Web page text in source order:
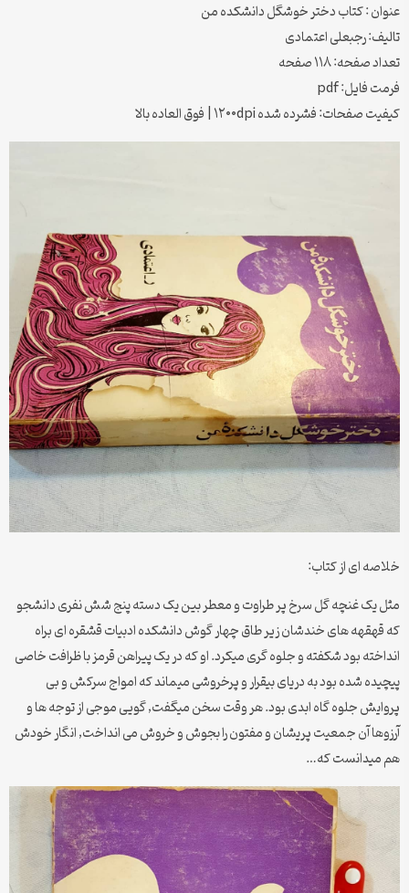
عنوان : کتاب دختر خوشگل دانشکده من
تالیف: رجبعلی اعتمادی
تعداد صفحه: ۱۱۸ صفحه
فرمت فایل: pdf
کیفیت صفحات: فشرده شده ۱۲۰۰dpi | فوق العاده بالا
خلاصه ای از کتاب:
مثل یک غنچه گل سرخ پر طراوت و معطر بین یک دسته پنج شش نفری دانشجو
که قهقهه های خندشان زیر طاق چهار گوش دانشکده ادبیات قشقره ای براه
انداخته بود شکفته و جلوه گری میکرد. او که در یک پیراهن قرمز با ظرافت خاصی
پیچیده شده بود به دریای بیقرار و پرخروشی میماند که امواج سرکش و بی
پروایش جلوه گاه ابدی بود. هر وقت سخن میگفت, گویی موجی از توجه ها و
آرزوها آن جمعیت پریشان و مفتون را بجوش و خروش می انداخت, انگار خودش
هم میدانست که…